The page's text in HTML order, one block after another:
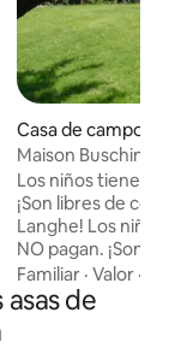
4.96 de
Casa de campo
Maison Buschin,
Los niños tienen
¡Son libres de
Langhe! Los
NO pagan. ¡Son
disfrutar de Langhe! Nos
perros de
cuando se
Familiar ·Valor ·
de